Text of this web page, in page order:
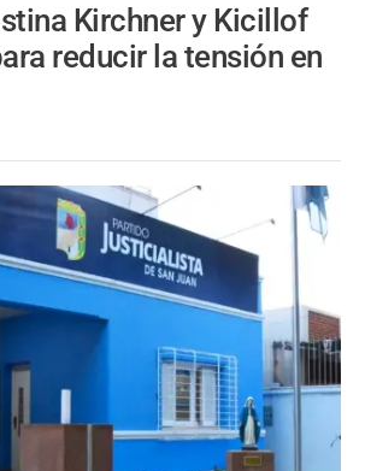
Kirchner y Kicillof
reducir la tensión en